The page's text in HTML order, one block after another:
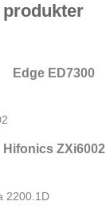
produkter
Edge ED7300
Hifonics ZXi6002